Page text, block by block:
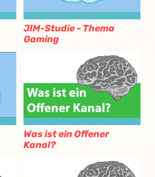
JIM-Studie - Thema
Gaming
Was ist ein Offener
Kanal?